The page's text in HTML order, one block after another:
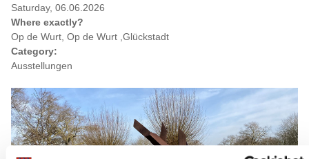
Saturday, 06.06.2026
Where exactly?
Op de Wurt, Op de Wurt ,Glückstadt
Category:
Ausstellungen